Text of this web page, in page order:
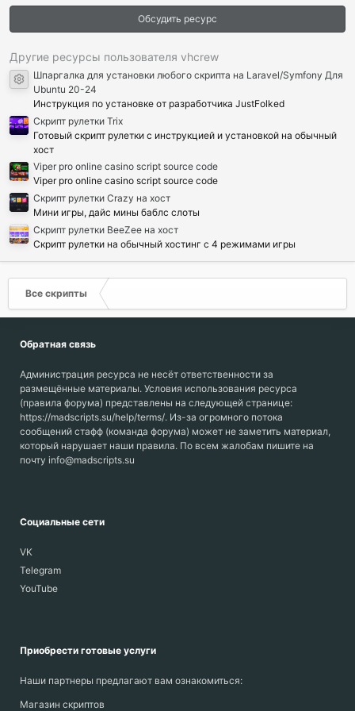
з
ё
Обсудить ресурс
Другие ресурсы пользователя vhcrew
Иконка ресурса
Шпаргалка для установки любого скрипта на Laravel/Symfony Для
Ubuntu 20-24
Инструкция по установке от разработчика JustFolked
Cкрипт рулетки Trix
Готовый скрипт рулетки с инструкцией и установкой на обычный
хост
Viper pro online casino script source code
Viper pro online casino script source code
Скрипт рулетки Crazy на хост
Мини игры, дайс мины баблс слоты
Скрипт рулетки BeeZee на хост
Скрипт рулетки на обычный хостинг с 4 режимами игры
Все скрипты
Обратная связь
Администрация ресурса не несёт ответственности за
размещённые материалы. Условия использования ресурса
(правила форума) представлены на следующей странице:
https://madscripts.su/help/terms/. Из-за огромного потока
сообщений стафф (команда форума) может не заметить материал,
который нарушает наши правила. По всем жалобам пишите на
почту info@madscripts.su
Социальные сети
VK
Telegram
YouTube
Приобрести готовые услуги
Наши партнеры предлагают вам ознакомиться:
Магазин скриптов